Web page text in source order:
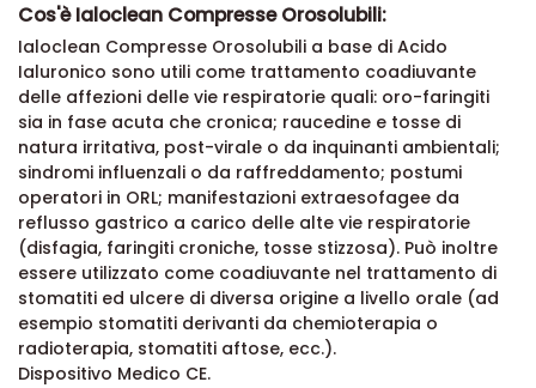
Cos'è Ialoclean Compresse Orosolubili:
Ialoclean Compresse Orosolubili a base di Acido
Ialuronico sono utili come trattamento coadiuvante
delle affezioni delle vie respiratorie quali: oro-faringiti
sia in fase acuta che cronica; raucedine e tosse di
natura irritativa, post-virale o da inquinanti ambientali;
sindromi influenzali o da raffreddamento; postumi
operatori in ORL; manifestazioni extraesofagee da
reflusso gastrico a carico delle alte vie respiratorie
(disfagia, faringiti croniche, tosse stizzosa). Può inoltre
essere utilizzato come coadiuvante nel trattamento di
stomatiti ed ulcere di diversa origine a livello orale (ad
esempio stomatiti derivanti da chemioterapia o
radioterapia, stomatiti aftose, ecc.).
Dispositivo Medico CE.